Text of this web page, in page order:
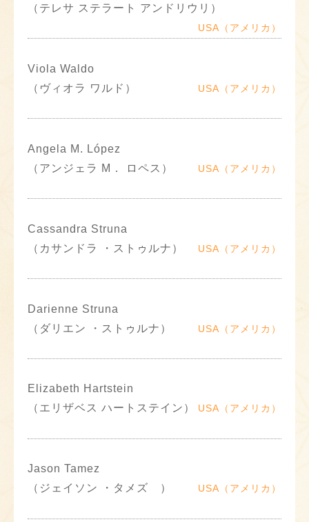
（テレサ ステラート アンドリウリ）
USA（アメリカ）
Viola Waldo
（ヴィオラ ワルド）
USA（アメリカ）
Angela M. López
（アンジェラ M． ロペス）
USA（アメリカ）
Cassandra Struna
（カサンドラ ・ストゥルナ）
USA（アメリカ）
Darienne Struna
（ダリエン ・ストゥルナ）
USA（アメリカ）
Elizabeth Hartstein
（エリザベス ハートステイン）
USA（アメリカ）
Jason Tamez
（ジェイソン ・タメズ ）
USA（アメリカ）